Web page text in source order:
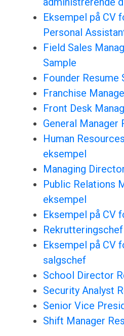
Eksempel på CV
Personal
Field Sales
Sample
Founder Resume
Franchise
Front Desk
General Manager
Human
eksempel
Managing
Public Relations
eksempel
Eksempel på CV
Eksempel på CV
salgschef
School Director
Security Analyst
Senior Vice
Shift Manager